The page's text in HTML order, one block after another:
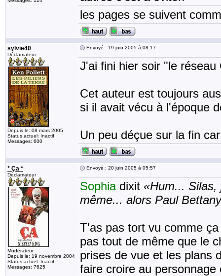
les pages se suivent
sylvie40
Déclamateur
Depuis le: 08 mars 2005
Status actuel: Inactif
Messages: 600
Envoyé : 19 juin 2005 à 08:17
J'ai fini hier soir "le
Cet auteur est toujours
si il avait vécu à l'époque
Un peu déçue sur la fin
* Ça *
Déclamateur
Modérateur
Depuis le: 19 novembre 2004
Status actuel: Inactif
Messages: 7625
Envoyé : 20 juin 2005 à 05:57
Sophiadixit «Hum... Silas,
même... alors Paul
T'as pas tort vu comme
pas tout de même que le
prises de vue et les plans
faire croire au